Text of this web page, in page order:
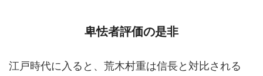
卑怯者評価の是非
江戸時代に入ると、荒木村重は信長と対比される